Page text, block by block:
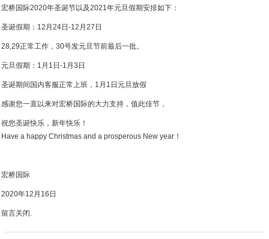
宏桥国际2020年圣诞节以及2021年元旦假期安排如下：
圣诞假期：12月24日-12月27日
28,29正常工作，30号发元旦节前最后一批。
元旦假期：1月1日-1月3日
圣诞期间国内客服正常上班，1月1日元旦放假
感谢您一直以来对宏桥国际的大力支持，值此佳节，
祝您圣诞快乐，新年快乐！
Have a happy Christmas and a prosperous New year！
宏桥国际
2020年12月16日
留言关闭.